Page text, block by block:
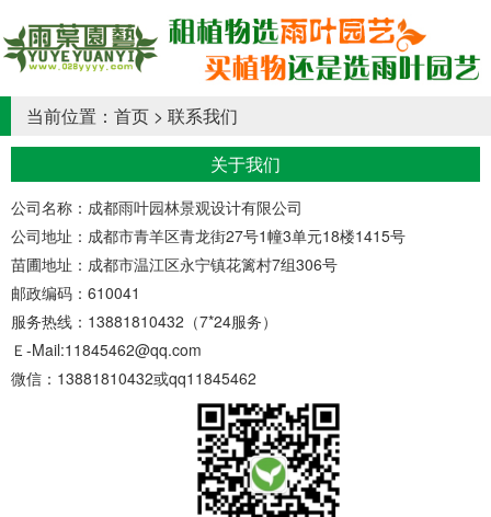
当前位置： 首页 > 联系我们
关于我们
公司名称：成都雨叶园林景观设计有限公司
公司地址：成都市青羊区青龙街27号1幢3单元18楼1415号
苗圃地址：成都市温江区永宁镇花篱村7组306号
邮政编码：610041
服务热线：13881810432（7*24服务）
Ｅ-Mail:11845462@qq.com
微信：13881810432或qq11845462